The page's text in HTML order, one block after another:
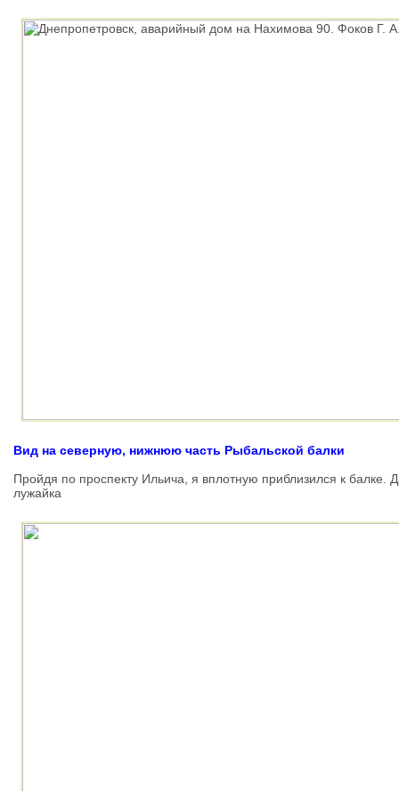
Вид на северную, нижнюю часть Рыбальской балки
Пройдя по проспекту Ильича, я вплотную приблизился к балке.
лужайка